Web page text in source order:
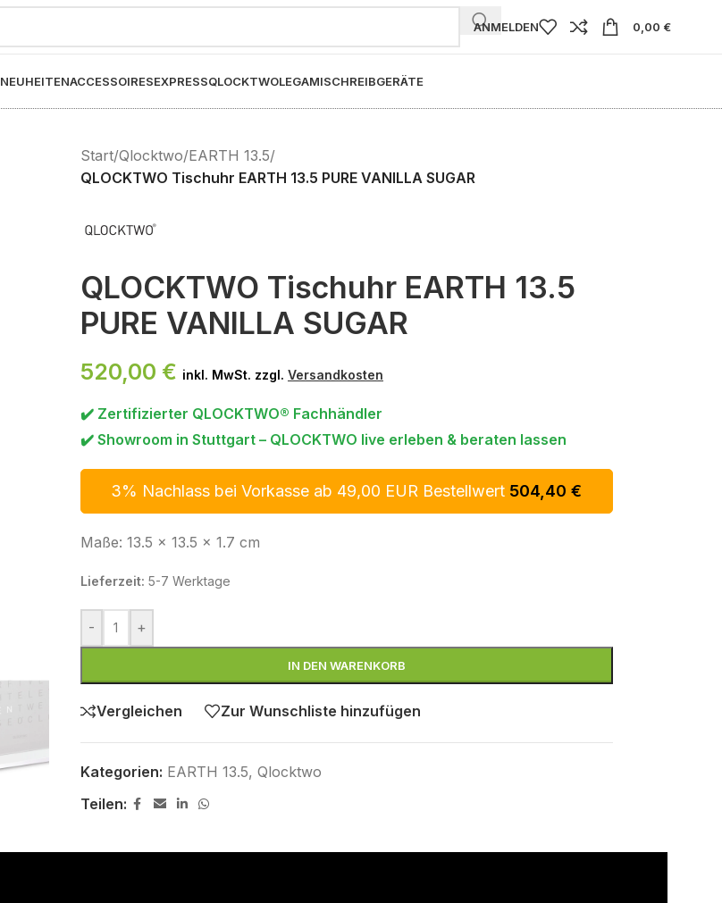
ANMELDEN 0,00 €
NEUHEITENACCESSOIRESEXPRESSQLOCKTWOLEGAMISCHREIBGERÄTE
Start/Qlocktwo/EARTH 13.5/
QLOCKTWO Tischuhr EARTH 13.5 PURE VANILLA SUGAR
QLOCKTWO Tischuhr EARTH 13.5
PURE VANILLA SUGAR
520,00 € inkl. MwSt. zzgl. Versandkosten
✔️ Zertifizierter QLOCKTWO® Fachhändler
✔️ Showroom in Stuttgart – QLOCKTWO live erleben & beraten lassen
3% Nachlass bei Vorkasse ab 49,00 EUR Bestellwert 504,40€
Maße: 13.5 x 13.5 x 1.7 cm
Lieferzeit: 5-7 Werktage
- +
IN DEN WARENKORB
Vergleichen Zur Wunschliste hinzufügen
Kategorien: EARTH 13.5, Qlocktwo
Teilen: